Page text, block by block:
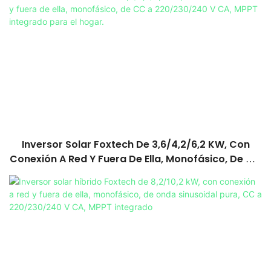
Inversor Solar Foxtech De 3,6/4,2/6,2 KW, Con
Conexión A Red Y Fuera De Ella, Monofásico, De CC
Hogar.